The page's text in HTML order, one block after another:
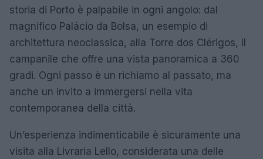
storia di Porto è palpabile in ogni angolo: dal
magnifico Palácio da Bolsa, un esempio di
architettura neoclassica, alla Torre dos Clérigos, il
campanile che offre una vista panoramica a 360
gradi. Ogni passo è un richiamo al passato, ma
anche un invito a immergersi nella vita
contemporanea della città.
Un’esperienza indimenticabile è sicuramente una
visita alla Livraria Lello, considerata una delle